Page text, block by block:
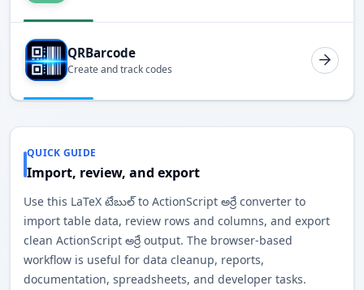
QRBarcode
Create and track codes
QUICK GUIDE
Import, review, and export
Use this LaTeX టేబుల్ to ActionScript అర్రే converter to
import table data, review rows and columns, and export
clean ActionScript అర్రే output. The browser-based
workflow is useful for data cleanup, reports,
documentation, spreadsheets, and developer tasks.